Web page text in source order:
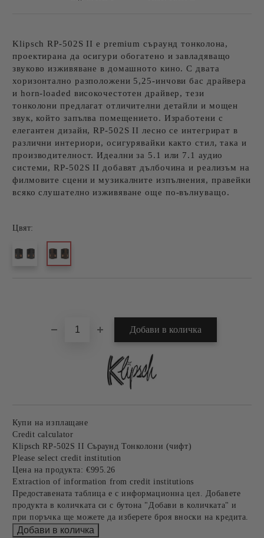
Klipsch RP-502S II е premium съраунд тонколона,
проектирана да осигури обогатено и завладяващо
звуково изживяване в домашното кино. С двата
хоризонтално разположени 5,25-инчови бас драйвера
и horn-loaded високочестотен драйвер, тези
тонколони предлагат отличителни детайли и мощен
звук, който запълва помещението. Изработени с
елегантен дизайн, RP-502S II лесно се интегрират в
различни интериори, осигурявайки както стил, така и
производителност. Идеални за 5.1 или 7.1 аудио
системи, RP-502S II добавят дълбочина и реализъм на
филмовите сцени и музикалните изпълнения, правейки
всяко слушателно изживяване още по-вълнуващо.
Цвят:
Купи на изплащане
Credit calculator
Klipsch RP-502S II Съраунд Тонколони (чифт)
Please select credit institution
Цена на продукта: €995.26
Extraction of information from credit institutions
Предоставената таблица е с информационна цел. Добавете
продукта в количката си с бутона "Добави в количката" и
при поръчка ще можете да изберете броя вноски на кредита.